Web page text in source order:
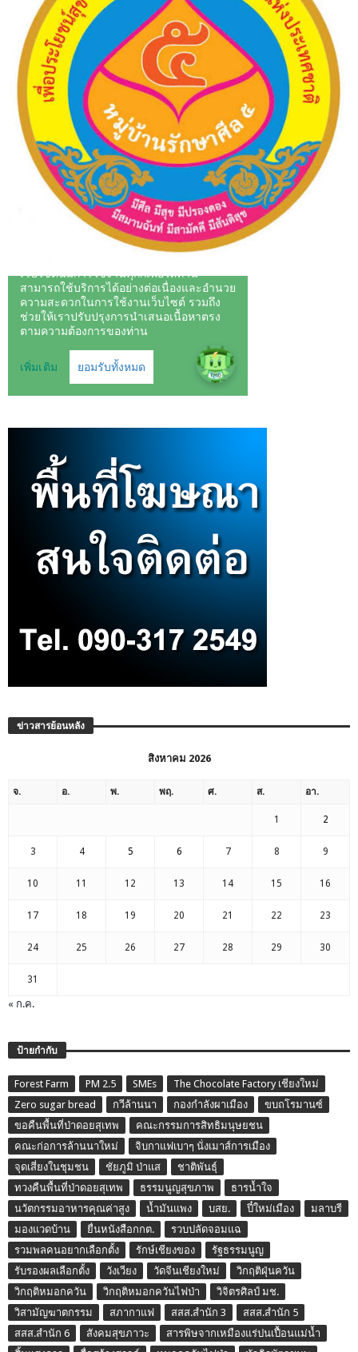
ข่าวสารย้อนหลัง
สิงหาคม 2026
จ. อ. พ. พฤ. ศ. ส. อา.
1 2
3 4 5 6 7 8 9
10 11 12 13 14 15 16
17 18 19 20 21 22 23
24 25 26 27 28 29 30
31
« ก.ค.
ป้ายกำกับ
Forest Farm PM 2.5 SMEs
The Chocolate Factory เชียงใหม่
Zero sugar bread
กวีล้านนา กองกำลังผาเมือง
ขบถโรมานซ์
ขอคืนพื้นที่ป่าดอยสุเทพ
คณะกรรมการสิทธิมนุษยชน
คณะก่อการล้านนาใหม่
จิบกาแฟเบาๆ นั่งเมาส์การเมือง
จุดเสี่ยงในชุมชน
ชัยภูมิ ป่าแส
ชาติพันธุ์
ทวงคืนพื้นที่ป่าดอยสุเทพ
ธรรมนูญสุขภาพ
ธารน้ำใจ
นวัตกรรมอาหารคุณค่าสูง
น้ำมันแพง บสย. ปี๋ใหม่เมือง
มลาบรี
มองแวดบ้าน
ยื่นหนังสือกกต.
รวบปลัดจอมแฉ
รวมพลคนอยากเลือกตั้ง
รักษ์เชียงของ
รัฐธรรมนูญ
รับรองผลเลือกตั้ง
วังเวียง วัดจีนเชียงใหม่
วิกฤติฝุ่นควัน
วิกฤติหมอกควัน
วิกฤติหมอกควันไฟป่า
วิจิตรศิลป์ มช.
วิสามัญฆาตกรรม
สภากาแฟ สสส.สำนัก 3
สสส.สำนัก 5
สสส.สำนัก 6
สังคมสุขภาวะ
สารพิษจากเหมืองแร่ปนเปื้อนแม่น้ำ